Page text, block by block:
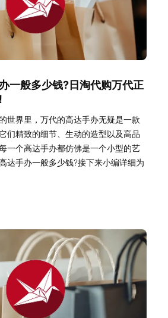
一般多少钱?日淘代购万代正
世界里，万代的高达手办无疑是一款
们精致的细节、生动的造型以及高品
一个高达手办都仿佛是一个小型的艺
达手办一般多少钱?接下来小编详细为